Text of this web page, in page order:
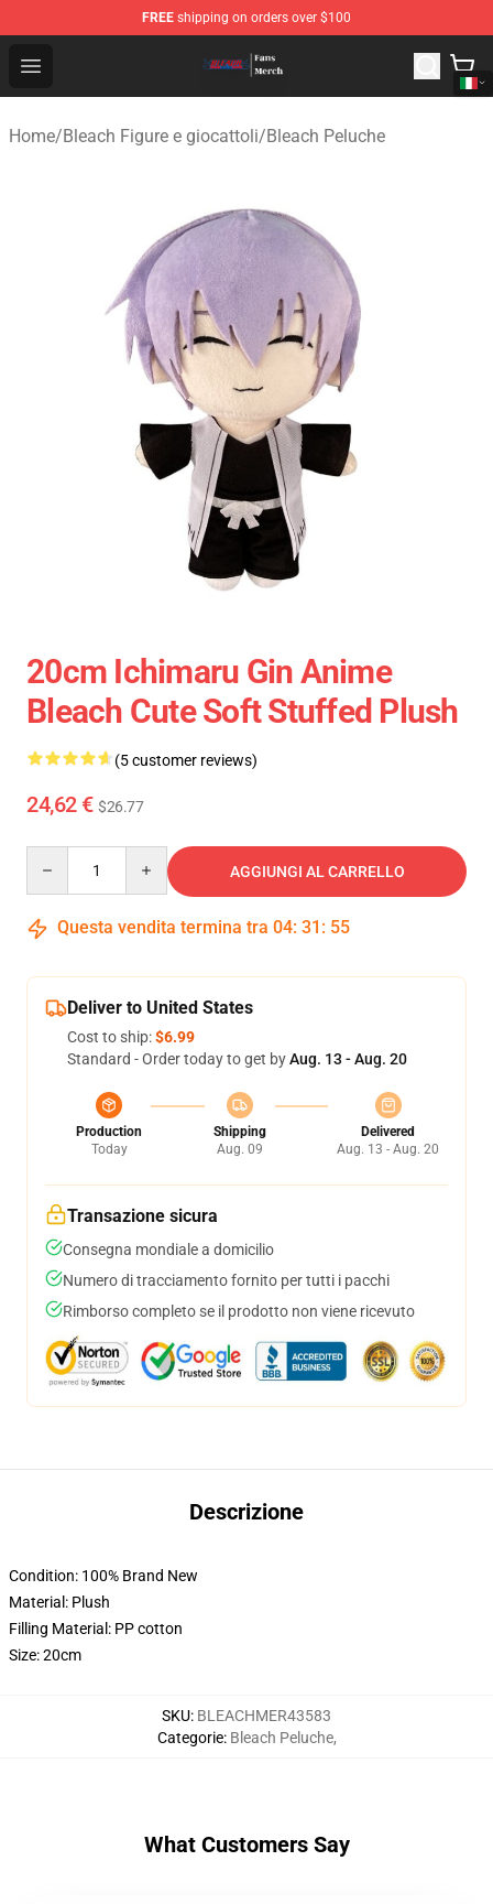
FREE shipping on orders over $100
Open menu
Bleach Store - Official Bleach Merchandise Shop
Home/Bleach Figure e giocattoli/Bleach Peluche
20cm Ichimaru Gin Anime
Bleach Cute Soft Stuffed Plush
(5 customer reviews)
24,62 € $26.77
AGGIUNGI AL CARRELLO
Questa vendita termina tra 04: 31 : 55
Deliver to United States
Cost to ship:$6.99
Standard - Order today to get byAug. 13 - Aug. 20
Production
Today
Shipping
Aug. 09
Delivered
Aug. 13 - Aug. 20
Transazione sicura
Consegna mondiale a domicilio
Numero di tracciamento fornito per tutti i pacchi
Rimborso completo se il prodotto non viene ricevuto
Descrizione
Condition: 100% Brand New
Material: Plush
Filling Material: PP cotton
Size: 20cm
SKU: BLEACHMER43583
Categorie: Bleach Peluche,
What Customers Say